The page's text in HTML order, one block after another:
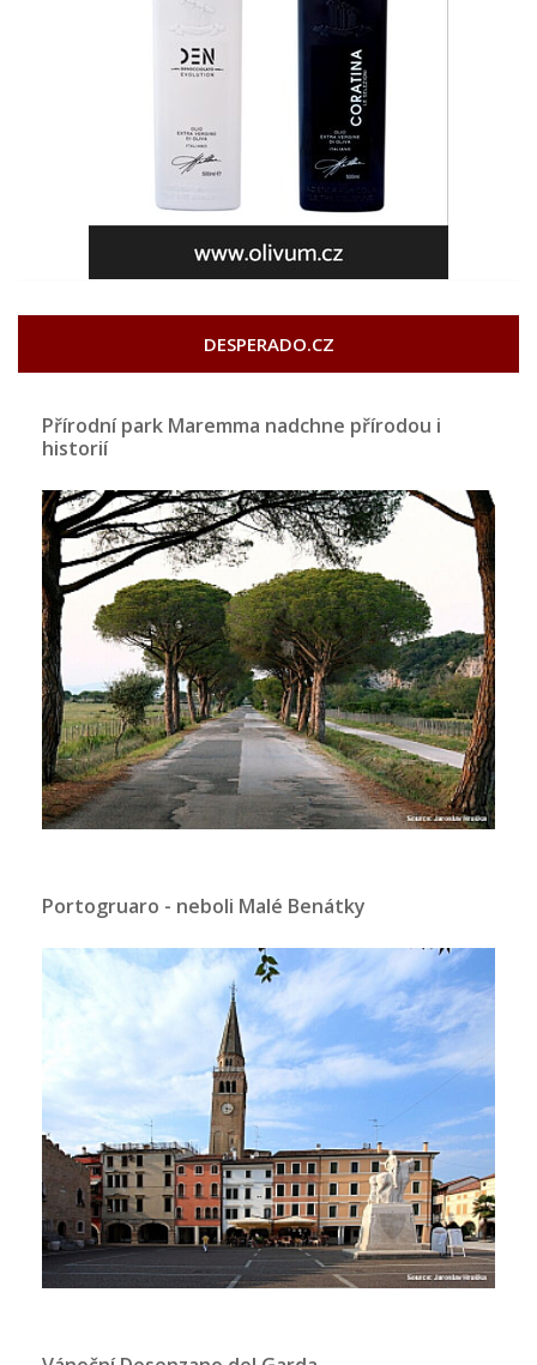
DESPERADO.CZ
Přírodní park Maremma nadchne přírodou i
historií
Portogruaro - neboli Malé Benátky